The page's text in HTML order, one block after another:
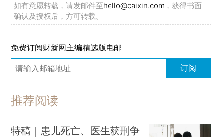
如有意愿转载，请发邮件至hello@caixin.com ，获得书面
确认及授权后，方可转载。
免费订阅财新网主编精选版电邮
订阅
推荐阅读
特稿｜患儿死亡、医生获刑争